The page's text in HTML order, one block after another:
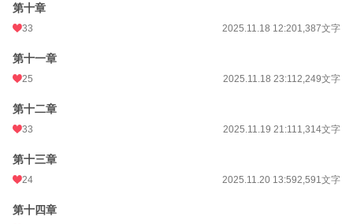
第十章
33 2025.11.18 12:201,387文字
第十一章
25 2025.11.18 23:112,249文字
第十二章
33 2025.11.19 21:111,314文字
第十三章
24 2025.11.20 13:592,591文字
第十四章